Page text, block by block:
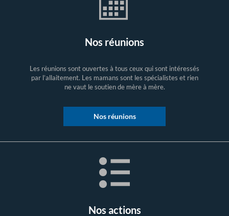
Nos réunions
Les réunions sont ouvertes à tous ceux qui sont intéressés
par l’allaitement. Les mamans sont les spécialistes et rien
ne vaut le soutien de mère à mère.
Nos réunions
Nos actions